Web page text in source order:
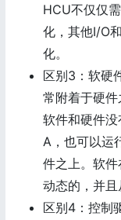
HCU不仅仅
化，其他I/O
化。
区别3：软硬
常附着于硬
软件和硬件
A，也可以运
件之上。软
动态的，并且
区别4：控制